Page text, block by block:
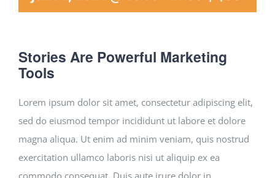
Stories Are Powerful Marketing
Tools
Lorem ipsum dolor sit amet, consectetur adipiscing elit,
sed do eiusmod tempor incididunt ut labore et dolore
magna aliqua. Ut enim ad minim veniam, quis nostrud
exercitation ullamco laboris nisi ut aliquip ex ea
commodo consequat. Duis aute irure dolor in